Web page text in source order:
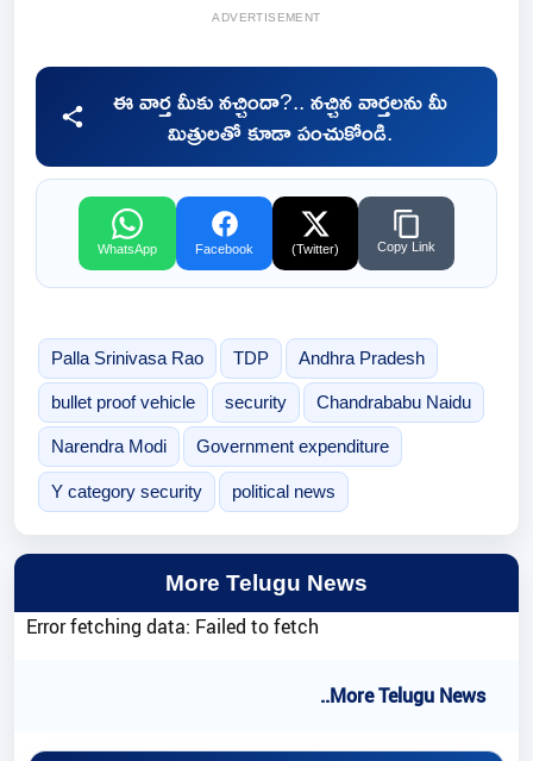
ADVERTISEMENT
ఈ వార్త మీకు నచ్చిందా?.. నచ్చిన వార్తలను మీ
మిత్రులతో కూడా పంచుకోండి.
WhatsApp Facebook (Twitter) Copy Link
Palla Srinivasa Rao TDP Andhra Pradesh
bullet proof vehicle security Chandrababu Naidu
Narendra Modi Government expenditure
Y category security political news
More Telugu News
Error fetching data: Failed to fetch
..More Telugu News